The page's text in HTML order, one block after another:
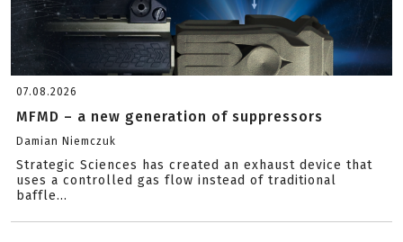
07.08.2026
MFMD – a new generation of suppressors
Damian Niemczuk
Strategic Sciences has created an exhaust device that
uses a controlled gas flow instead of traditional
baffle...